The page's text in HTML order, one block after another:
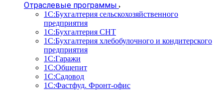
Отраслевые программы
1С:Бухгалтерия сельскохозяйственного
предприятия
1С:Бухгалтерия СНТ
1С:Бухгалтерия хлебобулочного и кондитерского
предприятия
1С:Гаражи
1С:Общепит
1С:Садовод
1С:Фастфуд. Фронт-офис